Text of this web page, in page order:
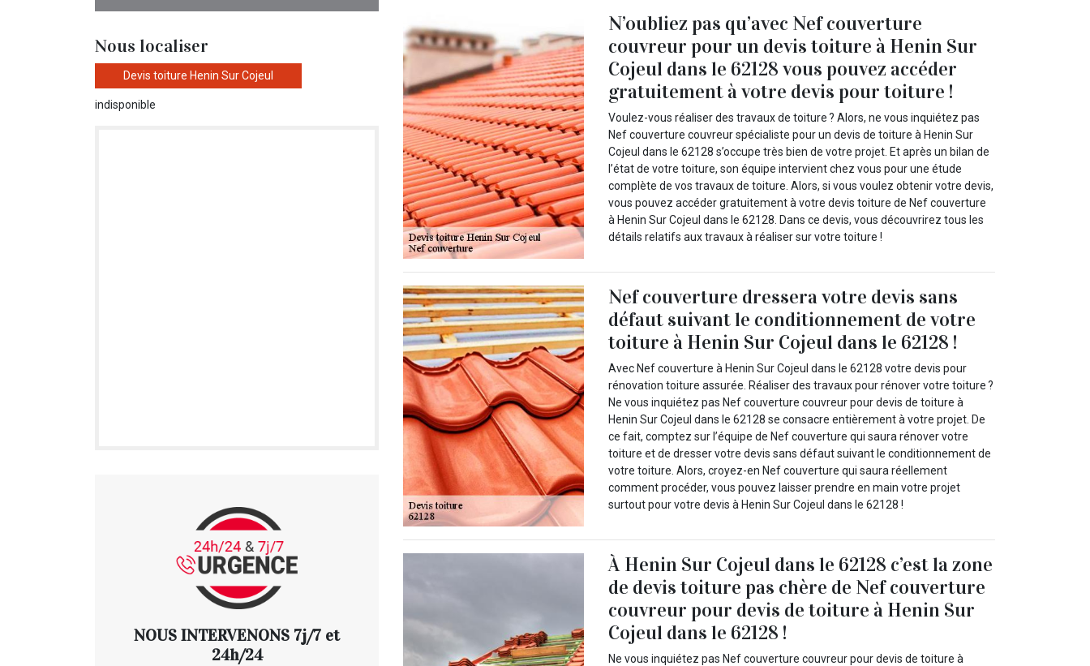
Nous localiser
Devis toiture Henin Sur Cojeul
indisponible
NOUS INTERVENONS 7j/7 et
24h/24
N’oubliez pas qu’avec Nef couverture
couvreur pour un devis toiture à Henin Sur
Cojeul dans le 62128 vous pouvez accéder
gratuitement à votre devis pour toiture !
Voulez-vous réaliser des travaux de toiture ? Alors, ne vous inquiétez pas
Nef couverture couvreur spécialiste pour un devis de toiture à Henin Sur
Cojeul dans le 62128 s’occupe très bien de votre projet. Et après un bilan de
l’état de votre toiture, son équipe intervient chez vous pour une étude
complète de vos travaux de toiture. Alors, si vous voulez obtenir votre devis,
vous pouvez accéder gratuitement à votre devis toiture de Nef couverture
à Henin Sur Cojeul dans le 62128. Dans ce devis, vous découvrirez tous les
détails relatifs aux travaux à réaliser sur votre toiture !
Nef couverture dressera votre devis sans
défaut suivant le conditionnement de votre
toiture à Henin Sur Cojeul dans le 62128 !
Avec Nef couverture à Henin Sur Cojeul dans le 62128 votre devis pour
rénovation toiture assurée. Réaliser des travaux pour rénover votre toiture ?
Ne vous inquiétez pas Nef couverture couvreur pour devis de toiture à
Henin Sur Cojeul dans le 62128 se consacre entièrement à votre projet. De
ce fait, comptez sur l’équipe de Nef couverture qui saura rénover votre
toiture et de dresser votre devis sans défaut suivant le conditionnement de
votre toiture. Alors, croyez-en Nef couverture qui saura réellement
comment procéder, vous pouvez laisser prendre en main votre projet
surtout pour votre devis à Henin Sur Cojeul dans le 62128 !
À Henin Sur Cojeul dans le 62128 c’est la zone
de devis toiture pas chère de Nef couverture
couvreur pour devis de toiture à Henin Sur
Cojeul dans le 62128 !
Ne vous inquiétez pas Nef couverture couvreur pour devis de toiture à